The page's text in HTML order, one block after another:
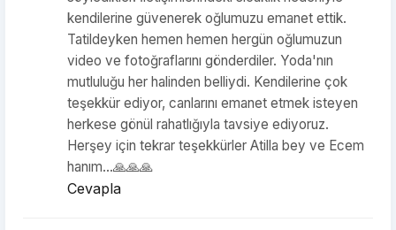
kendilerine güvenerek oğlumuzu emanet ettik.
Tatildeyken hemen hemen hergün oğlumuzun
video ve fotoğraflarını gönderdiler. Yoda'nın
mutluluğu her halinden belliydi. Kendilerine çok
teşekkür ediyor, canlarını emanet etmek isteyen
herkese gönül rahatlığıyla tavsiye ediyoruz.
Herşey için tekrar teşekkürler Atilla bey ve Ecem
hanım...🙏🙏🙏
Cevapla